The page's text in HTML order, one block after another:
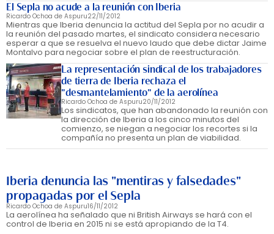
El Sepla no acude a la reunión con Iberia
Ricardo Ochoa de Aspuru22/11/2012
Mientras que Iberia denuncia la actitud del Sepla por no acudir a
la reunión del pasado martes, el sindicato considera necesario
esperar a que se resuelva el nuevo laudo que debe dictar Jaime
Montalvo para negociar sobre el plan de reestructuración.
La representación sindical de los trabajadores
de tierra de Iberia rechaza el
"desmantelamiento" de la aerolínea
Ricardo Ochoa de Aspuru20/11/2012
Los sindicatos, que han abandonado la reunión con
la dirección de Iberia a los cinco minutos del
comienzo, se niegan a negociar los recortes si la
compañía no presenta un plan de viabilidad.
Iberia denuncia las "mentiras y falsedades"
propagadas por el Sepla
Ricardo Ochoa de Aspuru16/11/2012
La aerolínea ha señalado que ni British Airways se hará con el
control de Iberia en 2015 ni se está apropiando de la T4.